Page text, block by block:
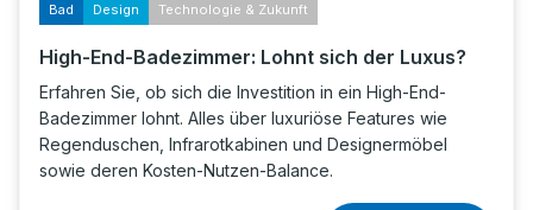
Bad Design Technologie & Zukunft
High-End-Badezimmer: Lohnt sich der Luxus?
Erfahren Sie, ob sich die Investition in ein High-End-
Badezimmer lohnt. Alles über luxuriöse Features wie
Regenduschen, Infrarotkabinen und Designermöbel
sowie deren Kosten-Nutzen-Balance.